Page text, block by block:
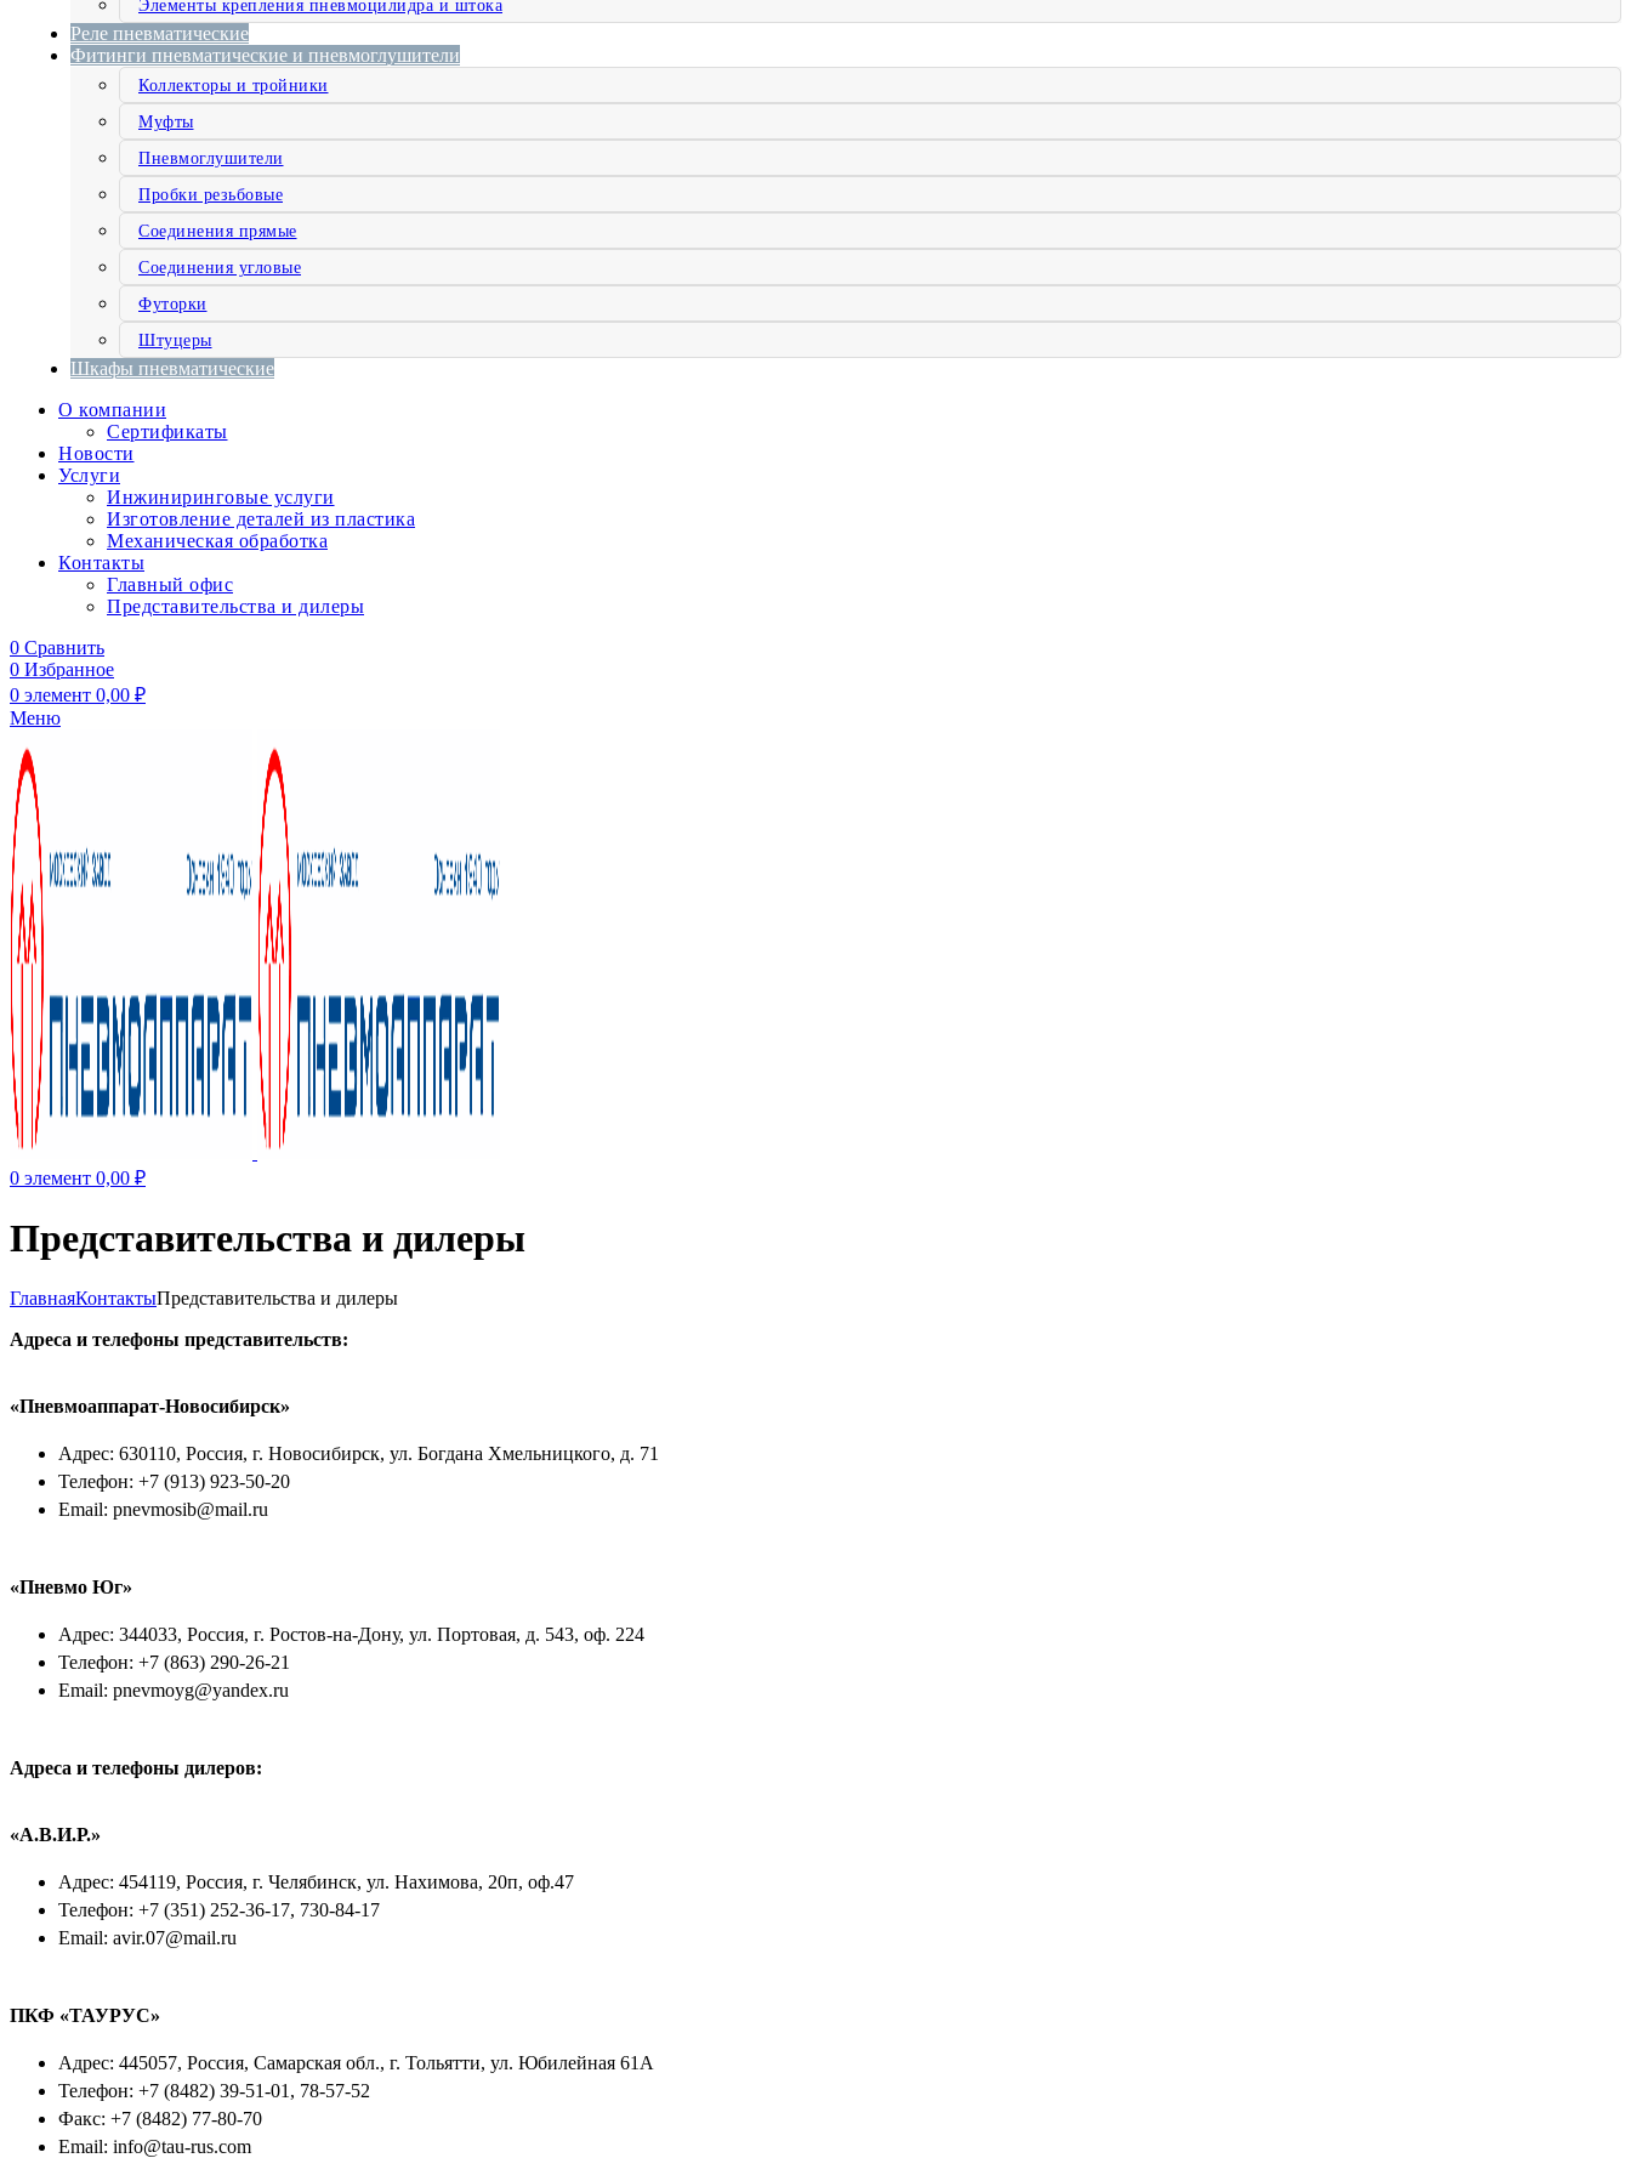
Элементы крепления пневмоцилидра и штока
Реле пневматические
Фитинги пневматические и пневмоглушители
Коллекторы и тройники
Муфты
Пневмоглушители
Пробки резьбовые
Соединения прямые
Соединения угловые
Футорки
Штуцеры
Шкафы пневматические
О компании
Сертификаты
Новости
Услуги
Инжиниринговые услуги
Изготовление деталей из пластика
Механическая обработка
Контакты
Главный офис
Представительства и дилеры
0 Сравнить
0 Избранное
0 элемент 0,00 ₽
Меню
0 элемент 0,00 ₽
Представительства и дилеры
ГлавнаяКонтактыПредставительства и дилеры
Адреса и телефоны представительств:
«Пневмоаппарат-Новосибирск»
Адрес: 630110, Россия, г. Новосибирск, ул. Богдана Хмельницкого, д. 71
Телефон: +7 (913) 923-50-20
Email: pnevmosib@mail.ru
«Пневмо Юг»
Адрес: 344033, Россия, г. Ростов-на-Дону, ул. Портовая, д. 543, оф. 224
Телефон: +7 (863) 290-26-21
Email: pnevmoyg@yandex.ru
Адреса и телефоны дилеров:
«А.В.И.Р.»
Адрес: 454119, Россия, г. Челябинск, ул. Нахимова, 20п, оф.47
Телефон: +7 (351) 252-36-17, 730-84-17
Email: avir.07@mail.ru
ПКФ «ТАУРУС»
Адрес: 445057, Россия, Самарская обл., г. Тольятти, ул. Юбилейная 61А
Телефон: +7 (8482) 39-51-01, 78-57-52
Факс: +7 (8482) 77-80-70
Email: info@tau-rus.com